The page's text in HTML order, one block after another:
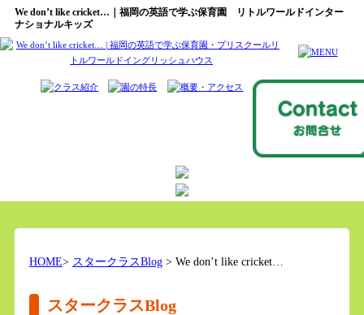
We don’t like cricket…｜福岡の英語で学ぶ保育園 リトルワールドインター
ナショナルキッズ
HOME> スタークラスBlog> We don’t like cricket…
スタークラスBlog